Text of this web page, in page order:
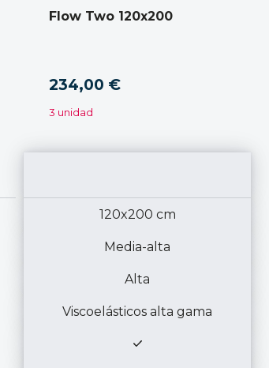
Flow Two 120x200
234,00 €
3 unidad
120x200 cm
Media-alta
Alta
Viscoelásticos alta gama